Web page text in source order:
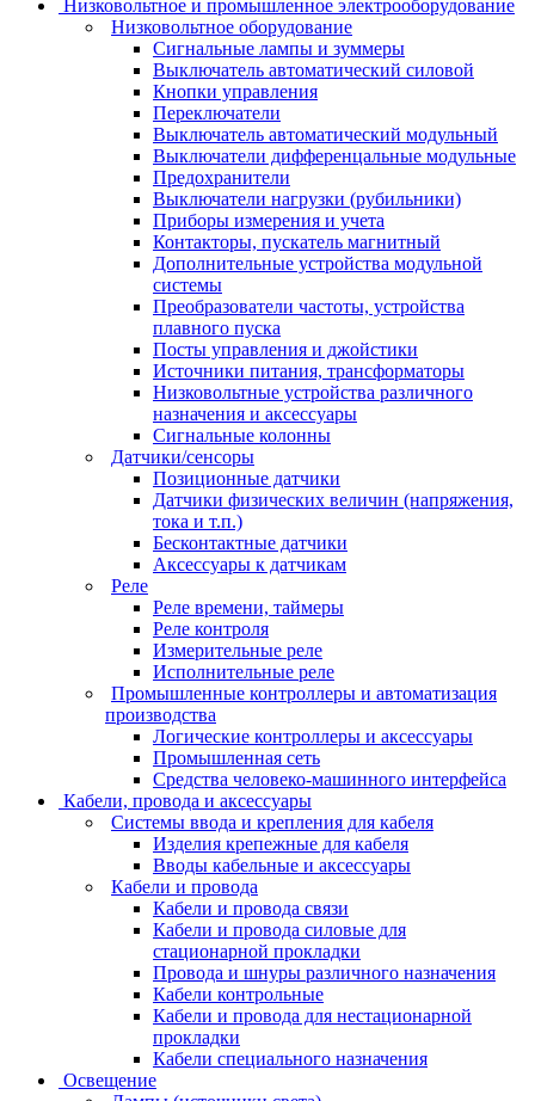
Низковольтное и промышленное электрооборудование
Низковольтное оборудование
Сигнальные лампы и зуммеры
Выключатель автоматический силовой
Кнопки управления
Переключатели
Выключатель автоматический модульный
Выключатели дифференцальные модульные
Предохранители
Выключатели нагрузки (рубильники)
Приборы измерения и учета
Контакторы, пускатель магнитный
Дополнительные устройства модульной
системы
Преобразователи частоты, устройства
плавного пуска
Посты управления и джойстики
Источники питания, трансформаторы
Низковольтные устройства различного
назначения и аксессуары
Сигнальные колонны
Датчики/сенсоры
Позиционные датчики
Датчики физических величин (напряжения,
тока и т.п.)
Бесконтактные датчики
Аксессуары к датчикам
Реле
Реле времени, таймеры
Реле контроля
Измерительные реле
Исполнительные реле
Промышленные контроллеры и автоматизация
производства
Логические контроллеры и аксессуары
Промышленная сеть
Средства человеко-машинного интерфейса
Кабели, провода и аксессуары
Системы ввода и крепления для кабеля
Изделия крепежные для кабеля
Вводы кабельные и аксессуары
Кабели и провода
Кабели и провода связи
Кабели и провода силовые для
стационарной прокладки
Провода и шнуры различного назначения
Кабели контрольные
Кабели и провода для нестационарной
прокладки
Кабели специального назначения
Освещение